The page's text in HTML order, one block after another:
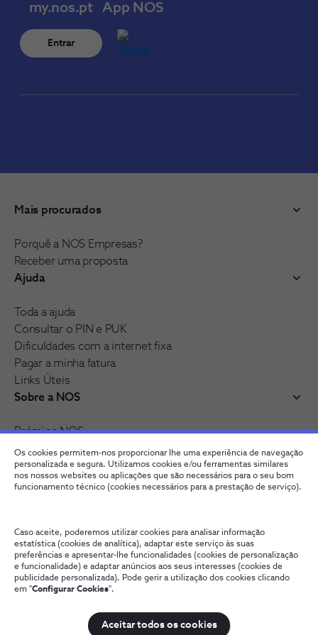
Os cookies permitem-nos proporcionar lhe uma experiência de navegação
personalizada e segura. Utilizamos cookies e/ou ferramentas similares
nos nossos websites ou aplicações que são necessários para o seu bom
funcionamento técnico (cookies necessários para a prestação de serviço).
Caso aceite, poderemos utilizar cookies para analisar informação
estatística (cookies de analítica), adaptar este serviço às suas
preferências e apresentar-lhe funcionalidades (cookies de personalização
e funcionalidade) e adaptar anúncios aos seus interesses (cookies de
publicidade personalizada). Pode gerir a utilização dos cookies clicando
em "Configurar Cookies".
Aceitar todos os cookies
my.nos.pt
Entrar
App NOS
Mais procurados
Porquê a NOS Empresas?
Receber uma proposta
Ajuda
Toda a ajuda
Consultar o PIN e PUK
Dificuldades com a internet fixa
Pagar a minha fatura
Links Úteis
Sobre a NOS
Prémios NOS
Reconhecimentos e distinções
Junte-se à nossa rede
Qualidade de ServiçoWholesaleTermos e Condições